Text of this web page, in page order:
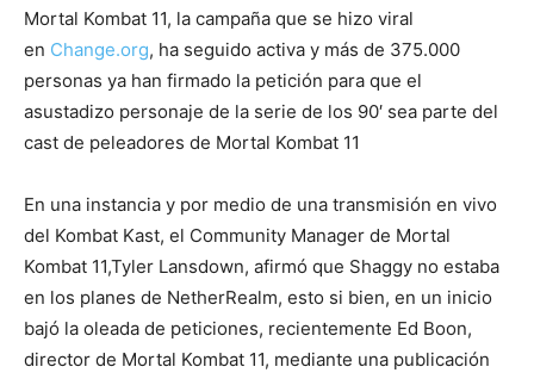
Mortal Kombat 11, la campaña que se hizo viral
en Change.org, ha seguido activa y más de 375.000
personas ya han firmado la petición para que el
asustadizo personaje de la serie de los 90′ sea parte del
cast de peleadores de Mortal Kombat 11
En una instancia y por medio de una transmisión en vivo
del Kombat Kast, el Community Manager de Mortal
Kombat 11,Tyler Lansdown, afirmó que Shaggy no estaba
en los planes de NetherRealm, esto si bien, en un inicio
bajó la oleada de peticiones, recientemente Ed Boon,
director de Mortal Kombat 11, mediante una publicación